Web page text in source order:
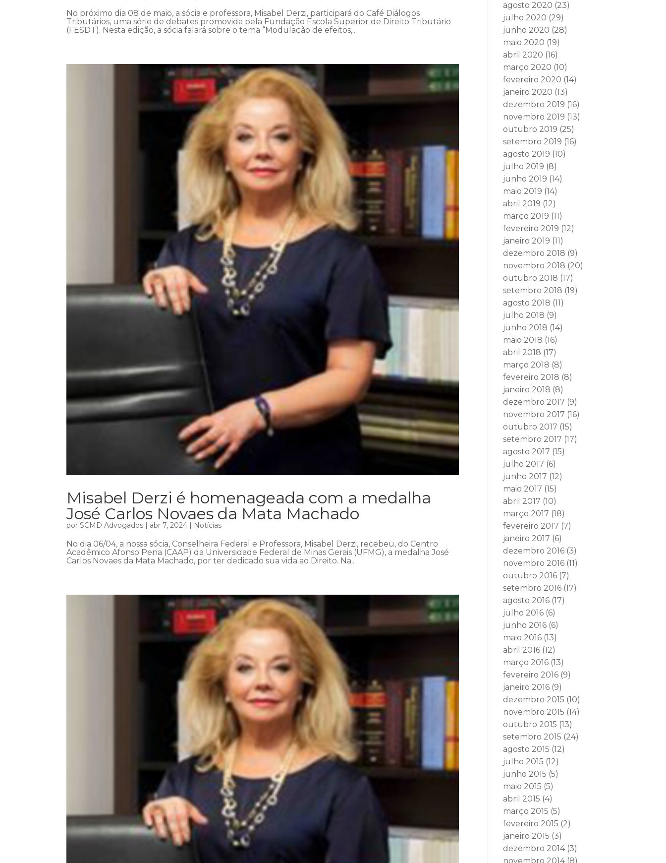
No próximo dia 08 de maio, a sócia e professora, Misabel Derzi, participará do Café Diálogos
Tributários, uma série de debates promovida pela Fundação Escola Superior de Direito Tributário
(FESDT). Nesta edição, a sócia falará sobre o tema “Modulação de efeitos,...
Misabel Derzi é homenageada com a medalha
José Carlos Novaes da Mata Machado
porSCMD Advogados | abr 7, 2024 | Notícias
No dia 06/04, a nossa sócia, Conselheira Federal e Professora, Misabel Derzi, recebeu, do Centro
Acadêmico Afonso Pena (CAAP) da Universidade Federal de Minas Gerais (UFMG), a medalha José
Carlos Novaes da Mata Machado, por ter dedicado sua vida ao Direito. Na...
agosto 2020 (23)
julho 2020 (29)
junho 2020 (28)
maio 2020 (19)
abril 2020 (16)
março 2020 (10)
fevereiro 2020 (14)
janeiro 2020 (13)
dezembro 2019 (16)
novembro 2019 (13)
outubro 2019 (25)
setembro 2019 (16)
agosto 2019 (10)
julho 2019 (8)
junho 2019 (14)
maio 2019 (14)
abril 2019 (12)
março 2019 (11)
fevereiro 2019 (12)
janeiro 2019 (11)
dezembro 2018 (9)
novembro 2018 (20)
outubro 2018 (17)
setembro 2018 (19)
agosto 2018 (11)
julho 2018 (9)
junho 2018 (14)
maio 2018 (16)
abril 2018 (17)
março 2018 (8)
fevereiro 2018 (8)
janeiro 2018 (8)
dezembro 2017 (9)
novembro 2017 (16)
outubro 2017 (15)
setembro 2017 (17)
agosto 2017 (15)
julho 2017 (6)
junho 2017 (12)
maio 2017 (15)
abril 2017 (10)
março 2017 (18)
fevereiro 2017 (7)
janeiro 2017 (6)
dezembro 2016 (3)
novembro 2016 (11)
outubro 2016 (7)
setembro 2016 (17)
agosto 2016 (17)
julho 2016 (6)
junho 2016 (6)
maio 2016 (13)
abril 2016 (12)
março 2016 (13)
fevereiro 2016 (9)
janeiro 2016 (9)
dezembro 2015 (10)
novembro 2015 (14)
outubro 2015 (13)
setembro 2015 (24)
agosto 2015 (12)
julho 2015 (12)
junho 2015 (5)
maio 2015 (5)
abril 2015 (4)
março 2015 (5)
fevereiro 2015 (2)
janeiro 2015 (3)
dezembro 2014(3)
novembro 2014(8)